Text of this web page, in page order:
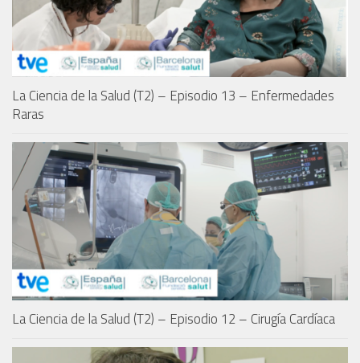
La Ciencia de la Salud (T2) – Episodio 13 – Enfermedades
Raras
La Ciencia de la Salud (T2) – Episodio 12 – Cirugía Cardíaca